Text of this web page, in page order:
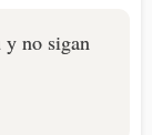
no sigan